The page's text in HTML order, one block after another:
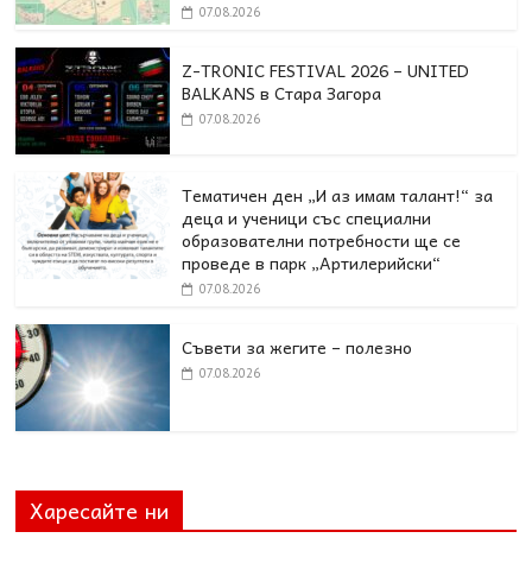
07.08.2026
Z-TRONIC FESTIVAL 2026 – UNITED
BALKANS в Стара Загора
07.08.2026
Тематичен ден „И аз имам талант!“ за
деца и ученици със специални
образователни потребности ще се
проведе в парк „Артилерийски“
07.08.2026
Съвети за жегите – полезно
07.08.2026
Харесайте ни